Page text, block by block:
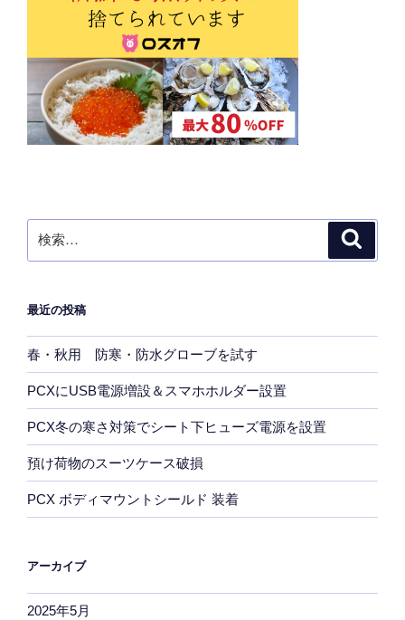
索:
最近の投稿
春・秋用 防寒・防水グローブを試す
PCXにUSB電源増設＆スマホホルダー設置
PCX冬の寒さ対策でシート下ヒューズ電源を設置
預け荷物のスーツケース破損
PCX ボディマウントシールド 装着
アーカイブ
2025年5月